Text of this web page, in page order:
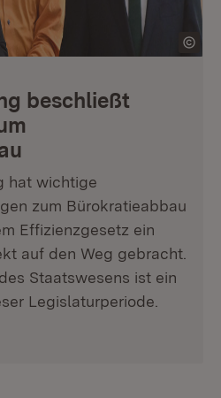
beschließt
hat wichtige
zum Bürokratieabbau
Effizienzgesetz ein
auf den Weg gebracht.
Staatswesens ist ein
Legislaturperiode.